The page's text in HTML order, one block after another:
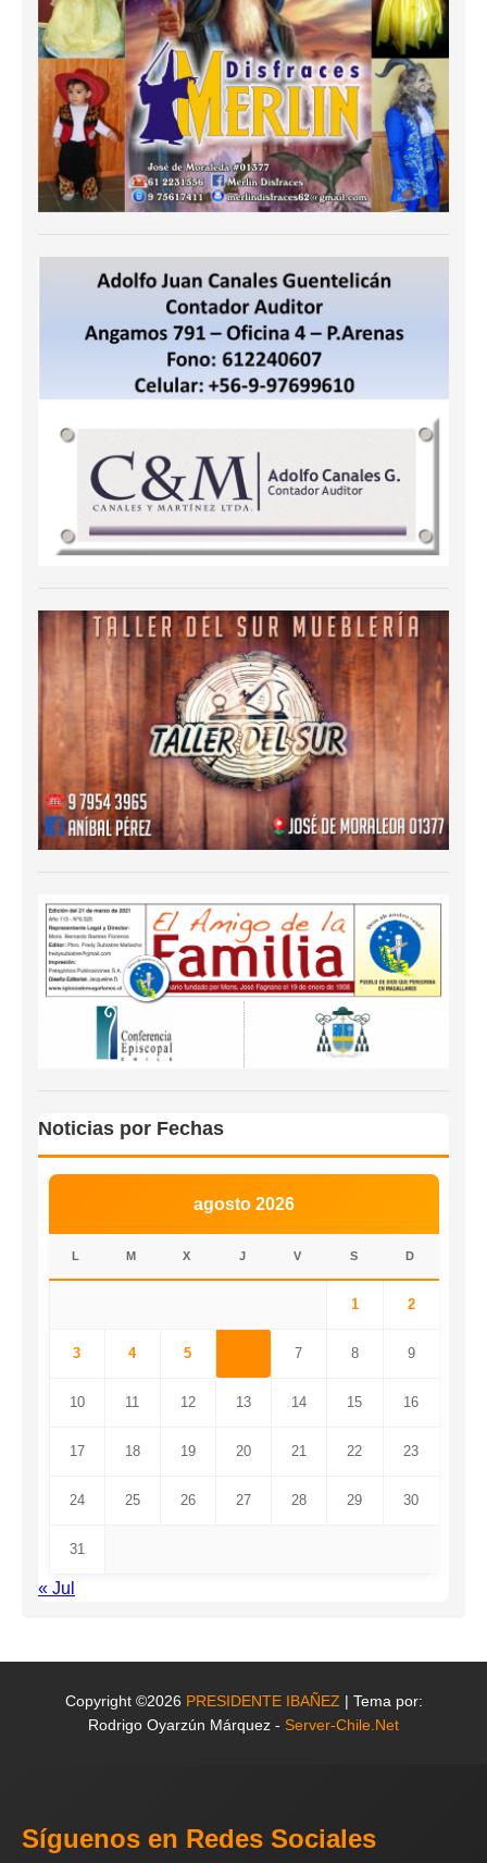
Noticias por Fechas
agosto 2026
L M X J V S D
1 2
3 4 5 7 8 9
10 11 12 13 14 15 16
17 18 19 20 21 22 23
24 25 26 27 28 29 30
31
« Jul
Copyright ©2026 PRESIDENTE IBAÑEZ | Tema por:
Rodrigo Oyarzún Márquez - Server-Chile.Net
Síguenos en Redes Sociales